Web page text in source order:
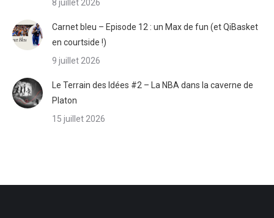
8 juillet 2026
Carnet bleu – Episode 12 : un Max de fun (et QiBasket
en courtside !)
9 juillet 2026
Le Terrain des Idées #2 – La NBA dans la caverne de
Platon
15 juillet 2026